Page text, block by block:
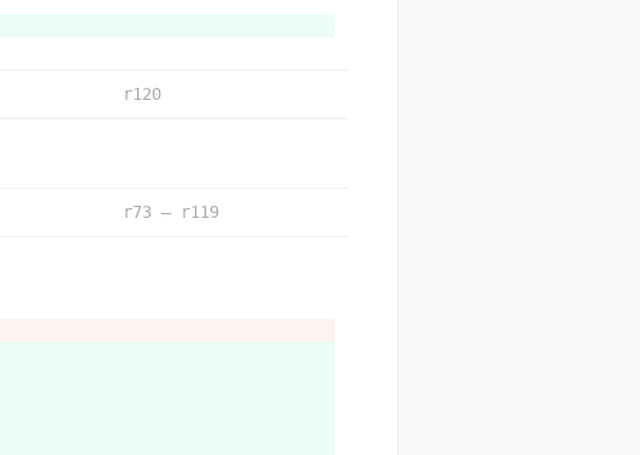
r120
r73 – r119